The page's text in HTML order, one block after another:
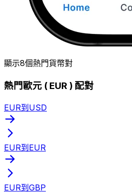
顯示8個熱門貨幣對
熱門歐元 ( EUR ) 配對
EUR到USD
EUR到EUR
EUR到GBP